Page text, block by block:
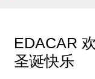
EDACAR
圣诞快乐